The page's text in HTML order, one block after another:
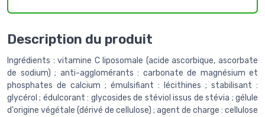
Description du produit
Ingrédients : vitamine C liposomale (acide ascorbique, ascorbate
de sodium) ; anti-agglomérants : carbonate de magnésium et
phosphates de calcium ; émulsifiant : lécithines ; stabilisant :
glycérol ; édulcorant : glycosides de stéviol issus de stévia ; gélule
d'origine végétale (dérivé de cellulose) ; agent de charge : cellulose